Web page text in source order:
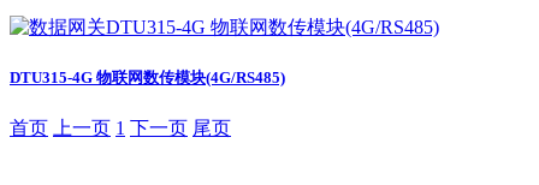
DTU315-4G 物联网数传模块(4G/RS485)
首页 上一页 1 下一页 尾页